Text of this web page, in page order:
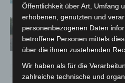
Hannover:
Großkontrolle
Öffentlichkeit über Art, Umfang
erhobenen, genutzten und
personenbezogenen Daten
betroffene Personen mittels
über die ihnen zustehenden
Wir haben als für die
zahlreiche technische und